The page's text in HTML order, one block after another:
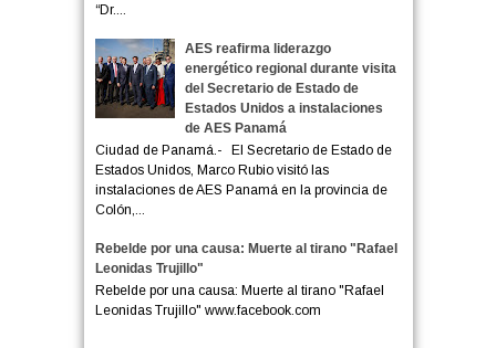
“Dr....
AES reafirma liderazgo
energético regional durante visita
del Secretario de Estado de
Estados Unidos a instalaciones
de AES Panamá
Ciudad de Panamá.- El Secretario de Estado de
Estados Unidos, Marco Rubio visitó las
instalaciones de AES Panamá en la provincia de
Colón,...
Rebelde por una causa: Muerte al tirano "Rafael
Leonidas Trujillo"
Rebelde por una causa: Muerte al tirano "Rafael
Leonidas Trujillo" www.facebook.com